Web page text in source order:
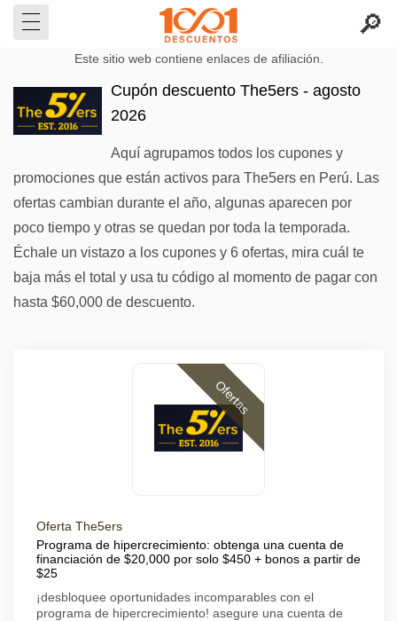
Este sitio web contiene enlaces de afiliación.
Cupón descuento The5ers - agosto
2026
Aquí agrupamos todos los cupones y
promociones que están activos para The5ers en Perú. Las
ofertas cambian durante el año, algunas aparecen por
poco tiempo y otras se quedan por toda la temporada.
Échale un vistazo a los cupones y 6 ofertas, mira cuál te
baja más el total y usa tu código al momento de pagar con
hasta $60,000 de descuento.
Ofertas
Oferta The5ers
Programa de hipercrecimiento: obtenga una cuenta de
financiación de $20,000 por solo $450 + bonos a partir de
$25
¡desbloquee oportunidades incomparables con el
programa de hipercrecimiento! asegure una cuenta de